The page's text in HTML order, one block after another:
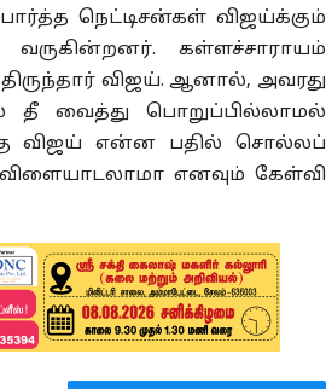
நெட்டிசன்கள் விஜய்க்கும்
கள்ளச்சாராயம்
விஜய். ஆனால், அவரது
தீ வைத்து பொறுப்பில்லாமல்
விஜய் என்ன பதில் சொல்லப்
விளையாடலாமா எனவும் கேள்வி